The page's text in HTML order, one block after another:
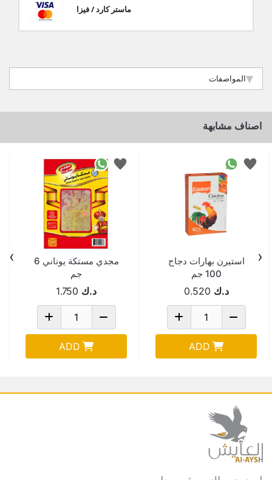
ماستر كارد / فيزا
المواصفات
اصناف مشابهة
استيرن بهارات دجاج
100 جم
د.ك 0.520
ADD
مجدي مستكة يوناني 6
جم
د.ك 1.750
ADD
‹
›